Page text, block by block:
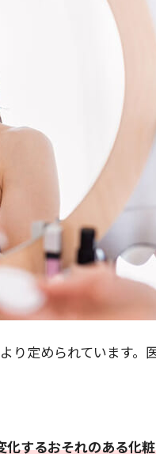
り定められています。
するおそれのある化